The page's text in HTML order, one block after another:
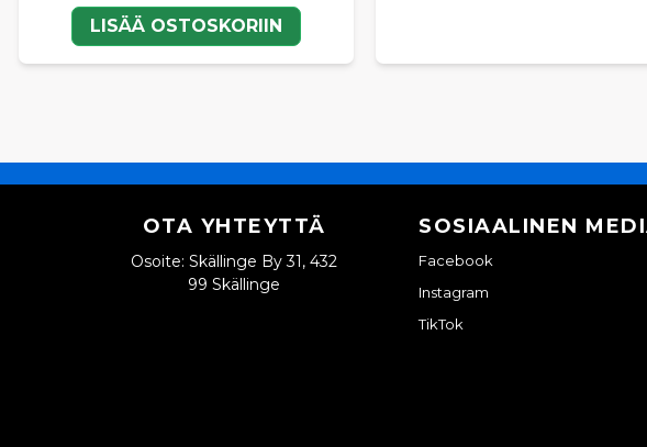
LISÄÄ OSTOSKORIIN
OTA YHTEYTTÄ
Osoite: Skällinge By 31, 432
99 Skällinge
SOSIAALINEN
Facebook
Instagram
TikTok